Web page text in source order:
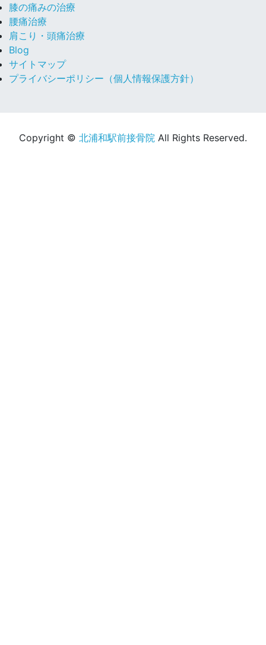
膝の痛みの治療
腰痛治療
肩こり・頭痛治療
Blog
サイトマップ
プライバシーポリシー（個人情報保護方針）
Copyright © 北浦和駅前接骨院 All Rights Reserved.